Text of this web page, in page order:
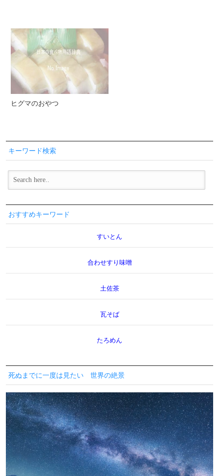
ヒグマのおやつ
キーワード検索
おすすめキーワード
すいとん
合わせすり味噌
土佐茶
瓦そば
たろめん
死ぬまでに一度は見たい 世界の絶景